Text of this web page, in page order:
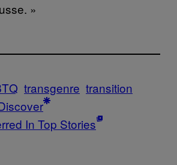
»
transgenre transition
In Top Stories